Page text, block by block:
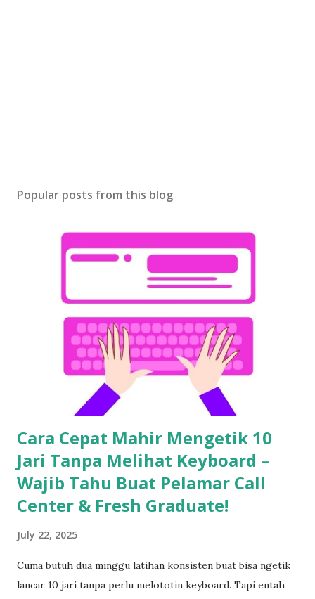
Popular posts from this blog
Cara Cepat Mahir Mengetik 10
Jari Tanpa Melihat Keyboard –
Wajib Tahu Buat Pelamar Call
Center & Fresh Graduate!
July 22, 2025
Cuma butuh dua minggu latihan konsisten buat bisa ngetik
lancar 10 jari tanpa perlu melototin keyboard. Tapi entah